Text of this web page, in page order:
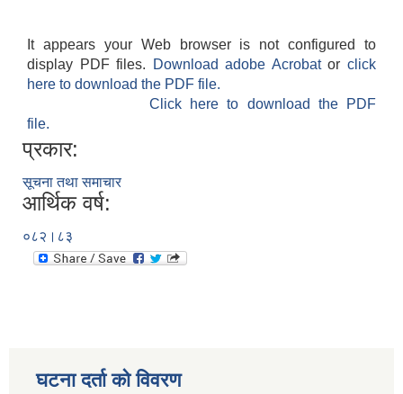
It appears your Web browser is not configured to
display PDF files.
Download adobe Acrobatorclick
here to download the PDF file.
Click here to download the PDF
file.
प्रकार:
सूचना तथा समाचार
आर्थिक वर्ष:
०८२।८३
घटना दर्ता को विवरण